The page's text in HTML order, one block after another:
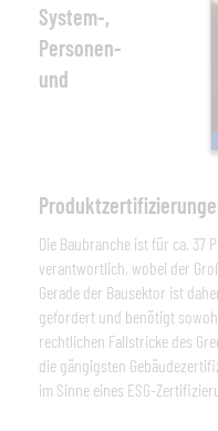
System-,
Personen-
und
Die Baubranche ist für ca. 37
verantwortlich, wobei der
Gerade der Bausektor ist
gefordert und benötigt
rechtlichen Fallstricke des
die gängigsten
im Sinne eines ESG-